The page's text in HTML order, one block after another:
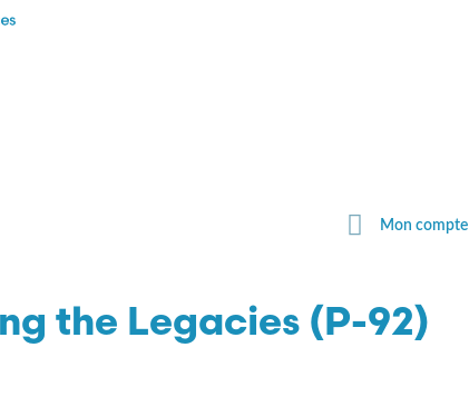
Mon compte
the Legacies (P-92)